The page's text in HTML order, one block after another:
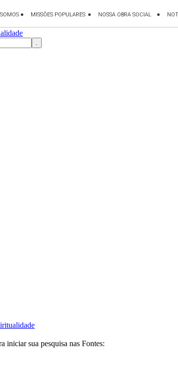
iniciar sua pesquisa nas Fontes: